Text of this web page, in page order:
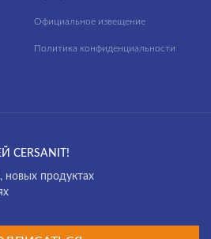
Официальное извещение
Политика конфиденциальности
CERSANIT!
новых продуктах